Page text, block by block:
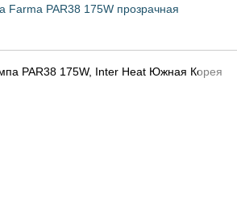
Farma PAR38 175W прозрачная